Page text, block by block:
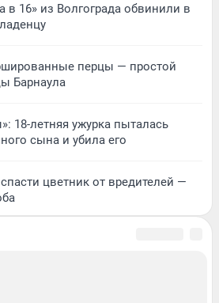
в 16» из Волгограда обвинили в
перцы — простой
Барнаула
18-летняя ужурка пыталась
сына и убила его
цветник от вредителей —